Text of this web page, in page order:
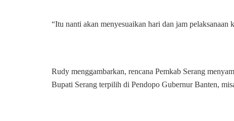
“Itu nanti akan menyesuaikan hari dan jam
Rudy menggambarkan, rencana Pemkab Serang
Bupati Serang terpilih di Pendopo Gubernur Banten,